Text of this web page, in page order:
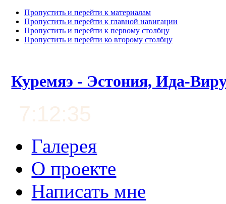
Пропустить и перейти к материалам
Пропустить и перейти к главной навигации
Пропустить и перейти к первому столбцу
Пропустить и перейти ко второму столбцу
Куремяэ - Эстония, Ида-
7:12:36
Галерея
О проекте
Написать мне